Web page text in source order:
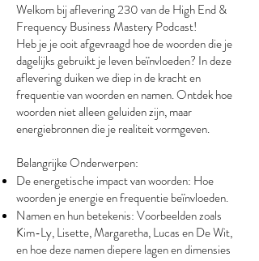
Welkom bij aflevering 230 van de High End &
Frequency Business Mastery Podcast!
Heb je je ooit afgevraagd hoe de woorden die je
dagelijks gebruikt je leven beïnvloeden? In deze
aflevering duiken we diep in de kracht en
frequentie van woorden en namen. Ontdek hoe
woorden niet alleen geluiden zijn, maar
energiebronnen die je realiteit vormgeven.
Belangrijke Onderwerpen:
De energetische impact van woorden: Hoe
woorden je energie en frequentie beïnvloeden.
Namen en hun betekenis: Voorbeelden zoals
Kim-Ly, Lisette, Margaretha, Lucas en De Wit,
en hoe deze namen diepere lagen en dimensies